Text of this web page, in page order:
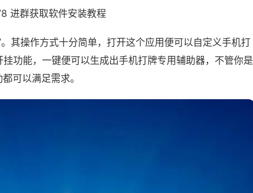
进群获取软件安装教程
其操作方式十分简单，打开这个应用便可以自定义手机打
功能，一键便可以生成出手机打牌专用辅助器，不管你是
可以满足需求。